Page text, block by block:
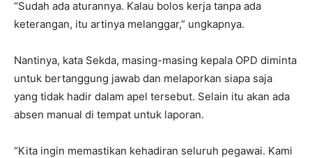
“Sudah ada aturannya. Kalau bolos kerja tanpa ada
keterangan, itu artinya melanggar,” ungkapnya.
Nantinya, kata Sekda, masing-masing kepala OPD diminta
untuk bertanggung jawab dan melaporkan siapa saja
yang tidak hadir dalam apel tersebut. Selain itu akan ada
absen manual di tempat untuk laporan.
“Kita ingin memastikan kehadiran seluruh pegawai. Kami